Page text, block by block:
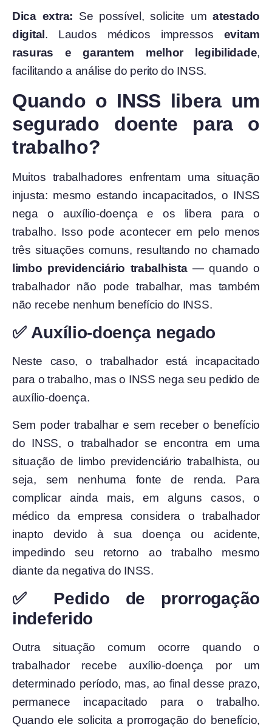
Dica extra: Se possível, solicite umatestado
digital . Laudos médicos impressos evitam
rasuras e garantem melhor legibilidade,
facilitando a análise do perito do INSS.
Quando o INSS libera um
segurado doente para o
trabalho?
Muitos trabalhadores enfrentam uma situação
injusta: mesmo estando incapacitados, o INSS
nega o auxílio-doença e os libera para o
trabalho. Isso pode acontecer em pelo menos
três situações comuns, resultando no chamado
limbo previdenciário trabalhista— quando o
trabalhador não pode trabalhar, mas também
não recebe nenhum benefício do INSS.
✅ Auxílio-doença negado
Neste caso, o trabalhador está incapacitado
para o trabalho, mas o INSS nega seu pedido de
auxílio-doença.
Sem poder trabalhar e sem receber o benefício
do INSS, o trabalhador se encontra em uma
situação de limbo previdenciário trabalhista, ou
seja, sem nenhuma fonte de renda. Para
complicar ainda mais, em alguns casos, o
médico da empresa considera o trabalhador
inapto devido à sua doença ou acidente,
impedindo seu retorno ao trabalho mesmo
diante da negativa do INSS.
✅ Pedido de prorrogação
indeferido
Outra situação comum ocorre quando o
trabalhador recebe auxílio-doença por um
determinado período, mas, ao final desse prazo,
permanece incapacitado para o trabalho.
Quando ele solicita a prorrogação do benefício,